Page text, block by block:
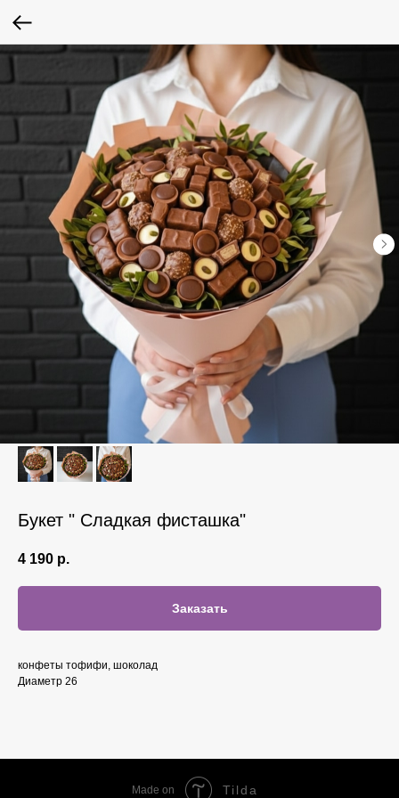
Букет " Сладкая фисташка"
4 190 р.
Заказать
конфеты тофифи, шоколад
Диаметр 26
Made on Tilda